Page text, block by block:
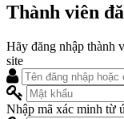
Thành viên
Hãy đăng nhập thành
site
Nhập mã xác minh từ